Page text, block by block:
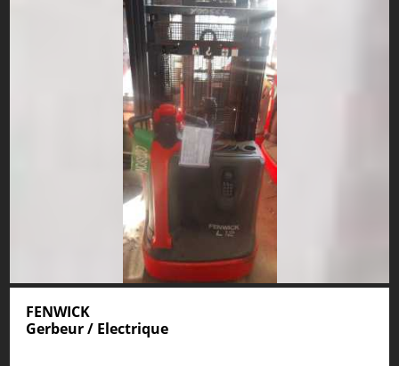
FENWICK
Gerbeur / Electrique